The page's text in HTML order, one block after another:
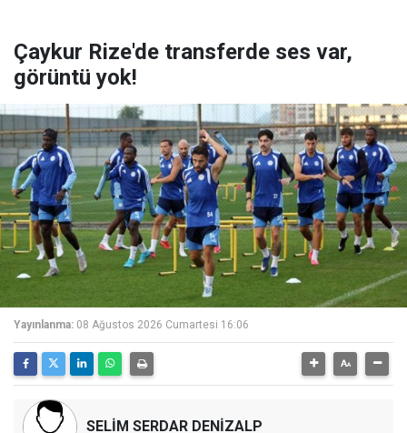
Çaykur Rize'de transferde ses var,
görüntü yok!
Yayınlanma: 08 Ağustos 2026 Cumartesi 16:06
SELİM SERDAR DENİZALP